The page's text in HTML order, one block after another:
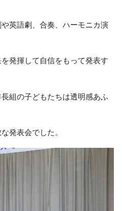
英語劇、合奏、ハーモニカ演
発揮して自信をもって発表す
組の子どもたちは透明感あふ
発表会でした。